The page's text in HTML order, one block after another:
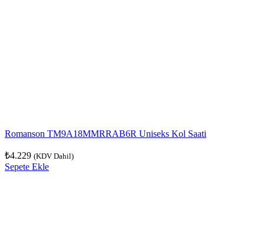
Romanson TM9A18MMRRAB6R Uniseks Kol Saati
₺4.229 (KDV Dahil)
Sepete Ekle